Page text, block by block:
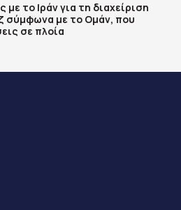
με το Ιράν για τη διαχείριση
σύμφωνα με το Ομάν, που
σε πλοία